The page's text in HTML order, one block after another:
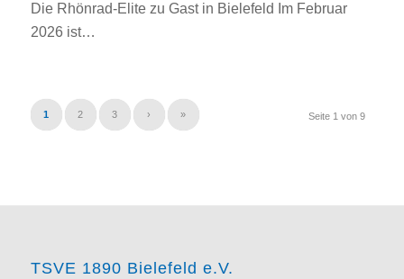
Die Rhönrad-Elite zu Gast in Bielefeld Im Februar
2026 ist…
Seite 1 von 9
1 2 3 › »
TSVE 1890 Bielefeld e.V.